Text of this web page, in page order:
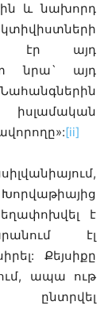
և նախորդ
էր այդ
նրա` այդ
[ii]
է
էլ
Քեյսիքը
ապա ութ